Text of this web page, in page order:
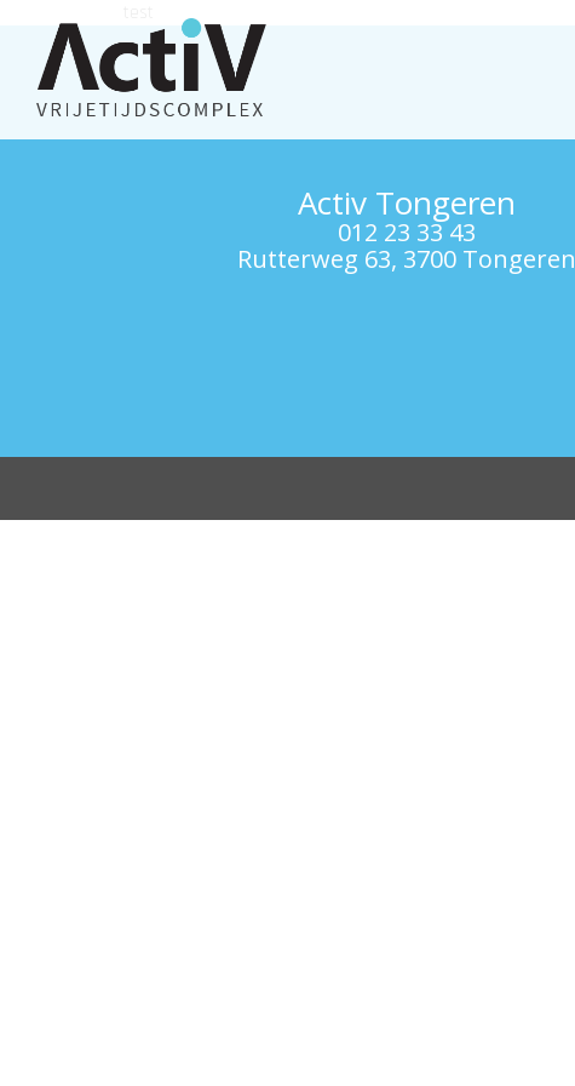
Activ Tongeren
012 23 33 43
Rutterweg 63, 3700 Tongeren